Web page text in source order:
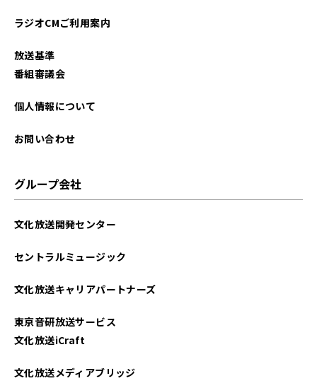
ラジオCMご利用案内
放送基準
番組審議会
個人情報について
お問い合わせ
グループ会社
文化放送開発センター
セントラルミュージック
文化放送キャリアパートナーズ
東京音研放送サービス
文化放送iCraft
文化放送メディアブリッジ